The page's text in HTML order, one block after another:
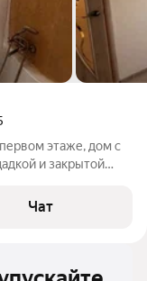
этаже, дом с
и закрытой
развитая
Чат